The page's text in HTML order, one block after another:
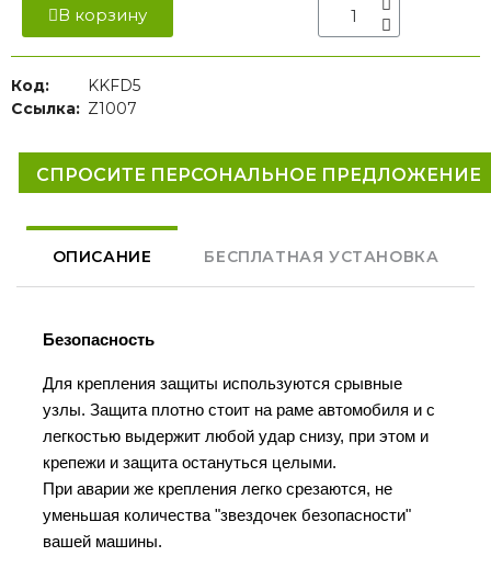
В корзину
Код:
KKFD5
Ссылка: Z1007
СПРОСИТЕ ПЕРСОНАЛЬНОЕ ПРЕДЛОЖЕНИЕ
ОПИСАНИЕ БЕСПЛАТНАЯ УСТАНОВКА
Безопасность
Для крепления защиты используются срывные
узлы. Защита плотно стоит на раме автомобиля и с
легкостью выдержит любой удар снизу, при этом и
крепежи и защита остануться целыми.
При аварии же крепления легко срезаются, не
уменьшая количества "звездочек безопасности"
вашей машины.